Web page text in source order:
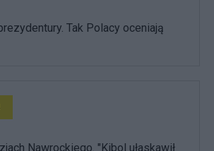
Tak Polacy oceniają
Nawrockiego. "Kibol ułaskawił